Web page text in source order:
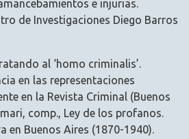
e injurias.
de Investigaciones Diego Barros
al ‘homo criminalis’.
en las representaciones
en la Revista Criminal (Buenos
comp., Ley de los profanos.
en Buenos Aires (1870-1940).